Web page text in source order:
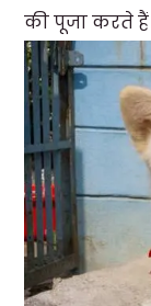
की पूजा करते